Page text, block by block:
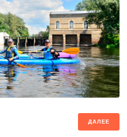
ДАЛЕЕ